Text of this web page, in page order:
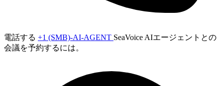
電話する +1 (SMB)-AI-AGENT SeaVoice AIエージェントとの
会議を予約するには。